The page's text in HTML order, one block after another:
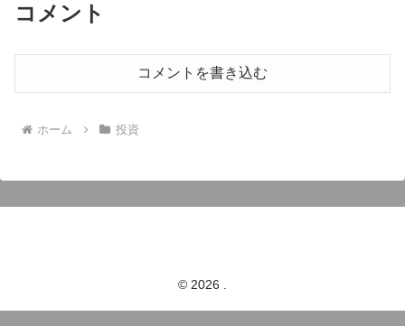
コメント
コメントを書き込む
ホーム 投資
© 2026 .